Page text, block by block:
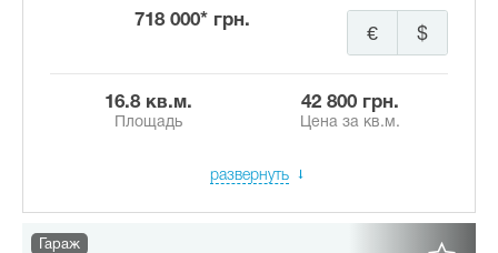
718 000* грн.
$
€
16.8 кв.м.
Площадь
42 800 грн.
Цена за кв.м.
развернуть
Гараж